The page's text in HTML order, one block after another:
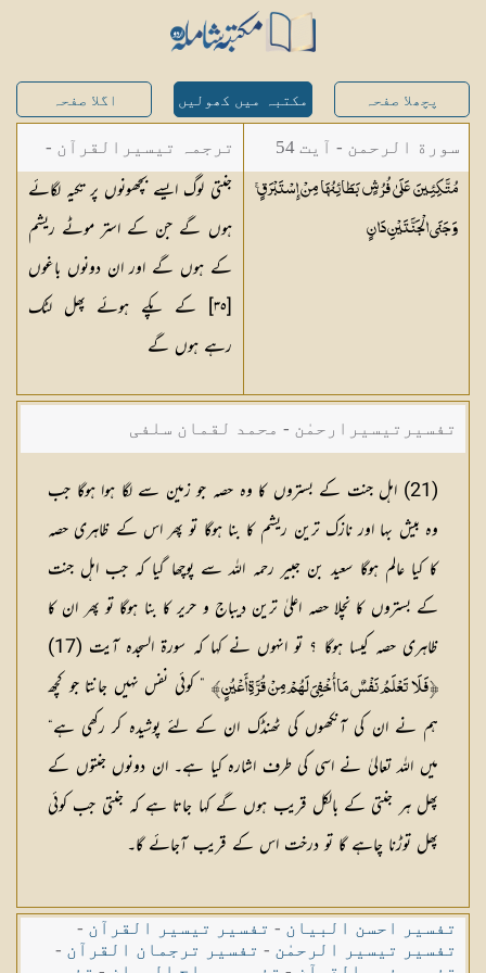
پچھلا صفحہ مکتبہ میں کھولیں اگلا صفحہ
سورة الرحمن - آیت 54
مُتَّكِئِينَ عَلَىٰ فُرُشٍ بَطَائِنُهَا مِنْ إِسْتَبْرَقٍ ۚ
وَجَنَى الْجَنَّتَيْنِدَانٍ
ترجمہ تیسیرالقرآن -
مولانا عبد الرحمن
کیلانی
جنتی لوگ ایسے بچھونوں پر تکیہ لگائے
ہوں گے جن کے استر موٹے ریشم
کے ہوں گے اور ان دونوں باغوں
[٣٥] کے پکے ہوئے پھل لٹک
رہے ہوں گے
تفسیرتیسیرارحمٰن - محمد لقمان سلفی
(21) اہل جنت کے بستروں کا وہ حصہ جو زمین سے لگا ہوا ہوگا جب
وہ بیش بہا اور نازک ترین ریشم کا بنا ہوگا تو پھر اس کے ظاہری حصہ
کا کیا عالم ہوگا سعید بن جبیر رحمہ اللہ سے پوچھا گیا کہ جب اہل جنت
کے بستروں کا نچلا حصہ اعلیٰ ترین دیباج و حریر کا بنا ہوگا تو پھر ان کا
ظاہری حصہ کیسا ہوگا ؟ تو انہوں نے کہا کہ سورۃ السجدہ آیت (17)
İفَلَا تَعْلَمُ نَفْسٌ مَا أُخْفِيَ لَهُمْ مِنْ قُرَّةِ أَعْيُنٍĬ
” کوئی نفس نہیں جانتا جو کچھ
ہم نے ان کی آنکھوں کی ٹھنڈک ان کے لئے پوشیدہ کر رکھی ہے“
میں اللہ تعالیٰ نے اسی کی طرف اشارہ کیا ہے۔ ان دونوں جنتوں کے
پھل ہر جنتی کے بالکل قریب ہوں گے کہا جاتا ہے کہ جنتی جب کوئی
پھل توڑنا چاہے گا تو درخت اس کے قریب آجائے گا۔
تفسیر احسن البیان - تفسیر تیسیر القرآن -
تفسیر تیسیر الرحمٰن - تفسیر ترجمان القرآن -